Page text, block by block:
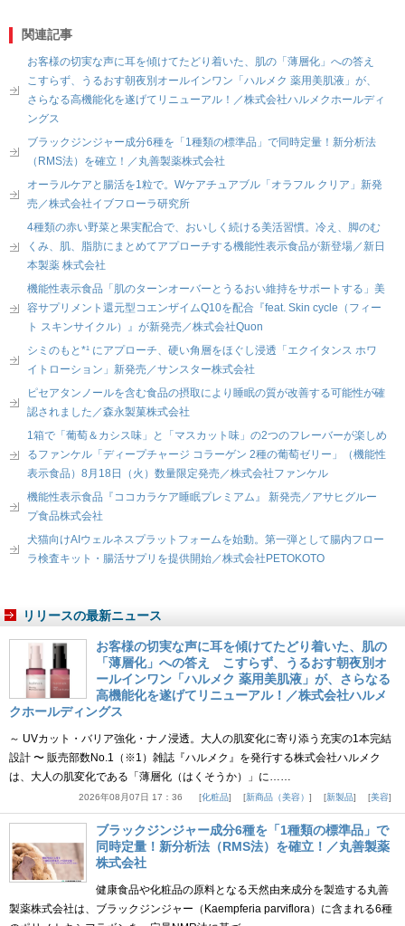
関連記事
お客様の切実な声に耳を傾けてたどり着いた、肌の「薄層化」への答え
こすらず、うるおす朝夜別オールインワン「ハルメク 薬用美肌液」が、
さらなる高機能化を遂げてリニューアル！／株式会社ハルメクホールディ
ングス
ブラックジンジャー成分6種を「1種類の標準品」で同時定量！新分析法
（RMS法）を確立！／丸善製薬株式会社
オーラルケアと腸活を1粒で。Wケアチュアブル「オラフル クリア」新発
売／株式会社イブフローラ研究所
4種類の赤い野菜と果実配合で、おいしく続ける美活習慣。冷え、脚のむ
くみ、肌、脂肪にまとめてアプローチする機能性表示食品が新登場／新日
本製薬 株式会社
機能性表示食品「肌のターンオーバーとうるおい維持をサポートする」美
容サプリメント還元型コエンザイムQ10を配合『feat. Skin cycle（フィー
ト スキンサイクル）』が新発売／株式会社Quon
シミのもと*¹ にアプローチ、硬い角層をほぐし浸透「エクイタンス ホワ
イトローション」新発売／サンスター株式会社
ピセアタンノールを含む食品の摂取により睡眠の質が改善する可能性が確
認されました／森永製菓株式会社
1箱で「葡萄＆カシス味」と「マスカット味」の2つのフレーバーが楽しめ
るファンケル「ディープチャージ コラーゲン 2種の葡萄ゼリー」（機能性
表示食品）8月18日（火）数量限定発売／株式会社ファンケル
機能性表示食品『ココカラケア睡眠プレミアム』 新発売／アサヒグルー
プ食品株式会社
犬猫向けAIウェルネスプラットフォームを始動。第一弾として腸内フロー
ラ検査キット・腸活サプリを提供開始／株式会社PETOKOTO
リリースの最新ニュース
お客様の切実な声に耳を傾けてたどり着いた、肌の
「薄層化」への答え こすらず、うるおす朝夜別オ
ールインワン「ハルメク 薬用美肌液」が、さらなる
高機能化を遂げてリニューアル！／株式会社ハルメ
クホールディングス
～ UVカット・バリア強化・ナノ浸透。大人の肌変化に寄り添う充実の1本完結
設計 〜 販売部数No.1（※1）雑誌『ハルメク』を発行する株式会社ハルメク
は、大人の肌変化である「薄層化（はくそうか）」に……
2026年08月07日 17：36 化粧品 新商品（美容） 新製品 美容
ブラックジンジャー成分6種を「1種類の標準品」で
同時定量！新分析法（RMS法）を確立！／丸善製薬
株式会社
健康食品や化粧品の原料となる天然由来成分を製造する丸善
製薬株式会社は、ブラックジンジャー（Kaempferia parviflora）に含まれる6種